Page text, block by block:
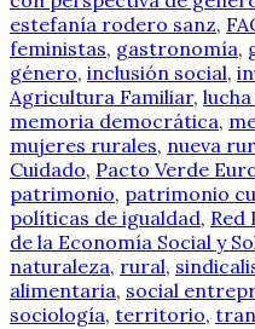
estefanía rodero sanz,
feministas, gastronomía,
género, inclusión social,
Agricultura Familiar,
memoria democrática,
mujeres rurales, nueva
Cuidado, Pacto Verde
patrimonio, patrimonio
políticas de igualdad, Red
de la Economía Social y
naturaleza, rural,
alimentaria, social
sociología, territorio,